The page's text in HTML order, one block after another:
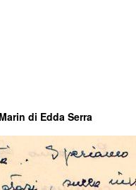
di Edda Serra